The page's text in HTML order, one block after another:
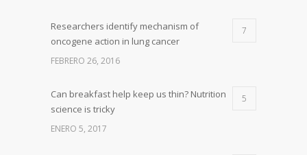
Researchers identify mechanism of
oncogene action in lung cancer
7
FEBRERO 26, 2016
Can breakfast help keep us thin? Nutrition
science is tricky
5
ENERO 5, 2017